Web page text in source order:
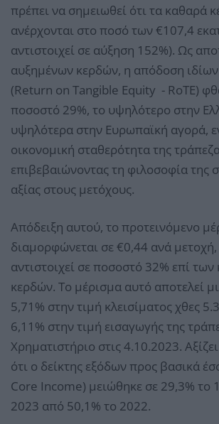
πρέπει να σημειωθεί ότι τα καθαρά
ανέρχονται στο ποσό των €107,4
αντιστοιχεί σε αύξηση 152%). Ως
αυξημένων κερδών, η απόδοση
(Return on Tangible Equity - RoTE)
ποσοστό 29%, το υψηλότερο στην
υψηλότερα στην Ευρωπαϊκή αγορά,
οικονομική σταθερότητα της
επιβεβαιώνοντας τη φιλοσοφία της
αξίας στους μετόχους.
Απόδειξη αυτού, το προτεινόμενο
διαμορφώνεται σε €0,44 ανά
αντιστοιχεί σε ποσοστό 32% επί
κερδών. Το μέρισμα αυτό αποτελεί
5,71% στην τιμή κλεισίματος χθες
6,11% στην τιμή εισαγωγής της
Χρηματιστήριο στις 4.10.2023.
ότι ο δείκτης εξόδων προς βασικά
Core Income) μειώθηκε σε 29,3% το
2023 από 50,1% το 2022.